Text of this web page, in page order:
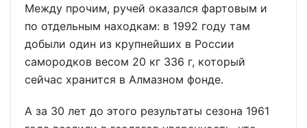
Между прочим, ручей оказался фартовым и
по отдельным находкам: в 1992 году там
добыли один из крупнейших в России
самородков весом 20 кг 336 г, который
сейчас хранится в Алмазном фонде.
А за 30 лет до этого результаты сезона 1961